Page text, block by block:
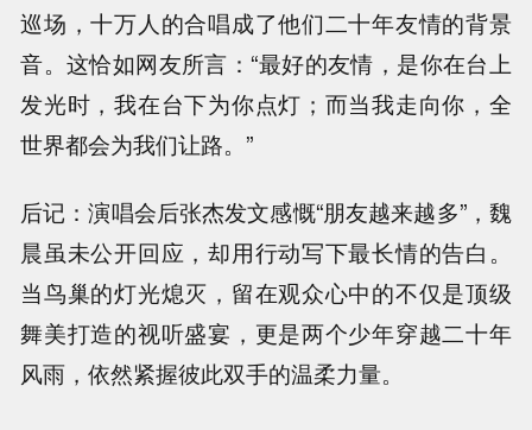
巡场，十万人的合唱成了他们二十年友情的背景
音。这恰如网友所言：“最好的友情，是你在台上
发光时，我在台下为你点灯；而当我走向你，全
世界都会为我们让路。”
后记：演唱会后张杰发文感慨“朋友越来越多”，魏
晨虽未公开回应，却用行动写下最长情的告白。
当鸟巢的灯光熄灭，留在观众心中的不仅是顶级
舞美打造的视听盛宴，更是两个少年穿越二十年
风雨，依然紧握彼此双手的温柔力量。